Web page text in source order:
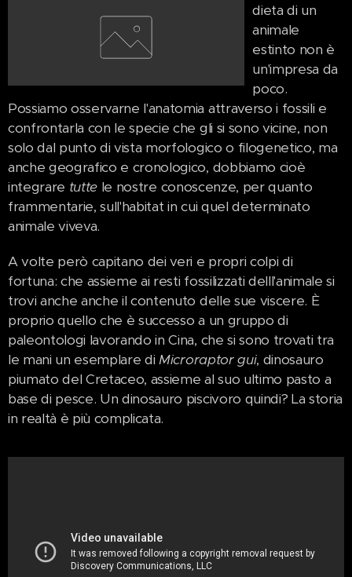
dieta di un
animale
estinto non è
un'impresa da
poco.
Possiamo osservarne l'anatomia attraverso i fossili e
confrontarla con le specie che gli si sono vicine, non
solo dal punto di vista morfologico o filogenetico, ma
anche geografico e cronologico, dobbiamo cioè
integrare tutte le nostre conoscenze, per quanto
frammentarie, sull'habitat in cui quel determinato
animale viveva.
A volte però capitano dei veri e propri colpi di
fortuna: che assieme ai resti fossilizzati delll'animale si
trovi anche anche il contenuto delle sue viscere. È
proprio quello che è successo a un gruppo di
paleontologi lavorando in Cina, che si sono trovati tra
le mani un esemplare diMicroraptor gui, dinosauro
piumato del Cretaceo, assieme al suo ultimo pasto a
base di pesce. Un dinosauro piscivoro quindi? La storia
in realtà è più complicata.